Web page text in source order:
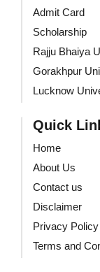
Admit Card
Scholarship
Rajju Bhaiya
Gorakhpur
Lucknow
Quick
Home
About Us
Contact us
Disclaimer
Privacy Policy
Terms and